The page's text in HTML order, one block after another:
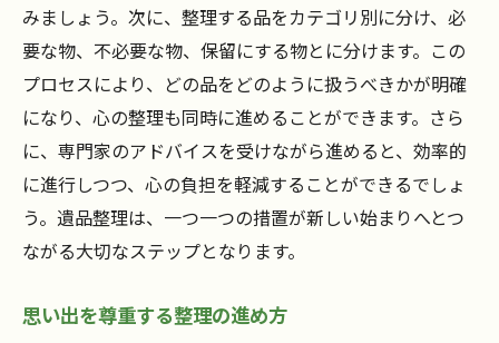
遺品整理が心に与える前向きな影響
心に寄り添う遺品整理で大切な時間を守る方法
大切な時間を優先する整理の方法
心のケアを重視した遺品整理
遺品整理がもたらす家族の絆
安心して任せられるプロのサポート
遺品整理で生まれる新しい家庭の形
故人の思い出を大切にする遺品整理の意義
みましょう。次に、整理する品をカテゴリ別に分け、必
要な物、不必要な物、保留にする物とに分けます。この
プロセスにより、どの品をどのように扱うべきかが明確
になり、心の整理も同時に進めることができます。さら
に、専門家のアドバイスを受けながら進めると、効率的
に進行しつつ、心の負担を軽減することができるでしょ
う。遺品整理は、一つ一つの措置が新しい始まりへとつ
ながる大切なステップとなります。
思い出を尊重する整理の進め方